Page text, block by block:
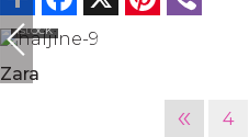
Istock
Zara
« 4